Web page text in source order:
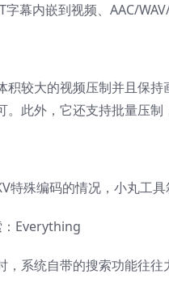
字幕内嵌到视频、AAC/
积较大的视频压制并且保
。此外，它还支持批量压制
特殊编码的情况，小丸工
Everything
，系统自带的搜索功能往